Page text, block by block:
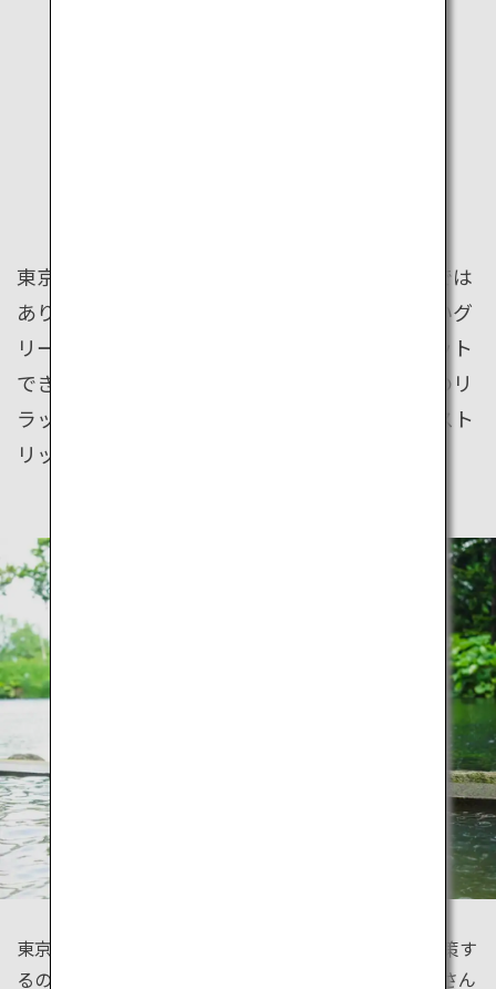
東京は忙しくてエキサイティングなだけの都市では
ありません。実は世界にも誇れるほど、緑の多いグ
リーンシティ。ビジネスで疲れた体と心をリセット
できるスポットがたくさんあります。自分だけのリ
ラックススポットが見つかれば、最強のビジネスト
リップの完成です。
東京は四季それぞれの自然が美しい街。どの季節も散策す
るのにもってこいの静かで美しい公園が都心にもたくさん